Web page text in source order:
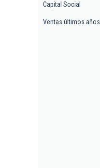
Capital Social
Ventas últimos años